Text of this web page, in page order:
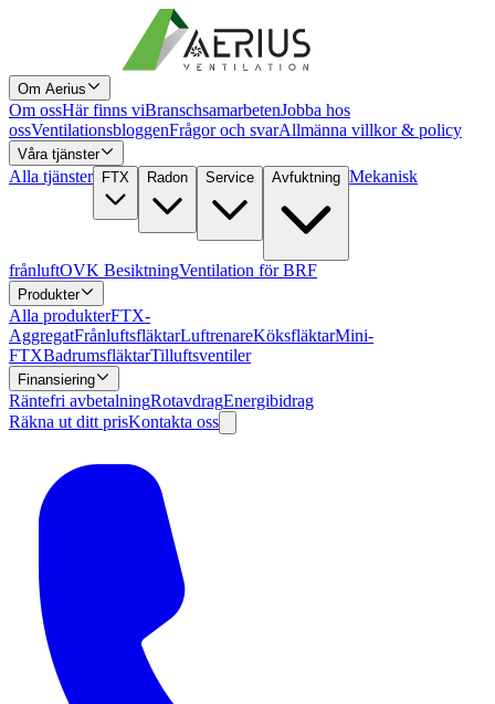
Om Aerius
Om ossHär finns viBranschsamarbetenJobba hos
ossVentilationsbloggenFrågor och svarAllmänna villkor & policy
Våra tjänster
Alla tjänster FTX Radon Service Avfuktning Mekanisk
frånluftOVK BesiktningVentilation för BRF
Produkter
Alla produkterFTX-
AggregatFrånluftsfläktarLuftrenareKöksfläktarMini-
FTXBadrumsfläktarTilluftsventiler
Finansiering
Räntefri avbetalningRotavdragEnergibidrag
Räkna ut ditt prisKontakta oss